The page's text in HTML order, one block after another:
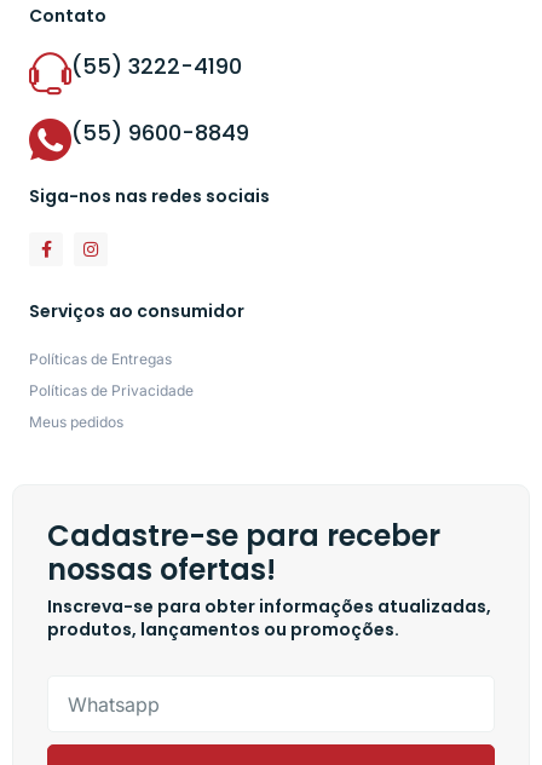
Contato
(55) 3222-4190
(55) 9600-8849
Siga-nos nas redes sociais
Serviços ao consumidor
Políticas de Entregas
Políticas de Privacidade
Meus pedidos
Cadastre-se para receber
nossas ofertas!
Inscreva-se para obter informações atualizadas,
produtos, lançamentos ou promoções.